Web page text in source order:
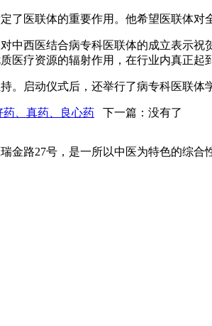
医联体的重要作用。他希望医联体对
西医结合病专科医联体的成立表示祝
医疗资源的辐射作用，在行业内真正起
启动仪式后，还举行了病专科医联体
、真药、良心药 下一篇：没有了
金路27号，是一所以中医为特色的综合